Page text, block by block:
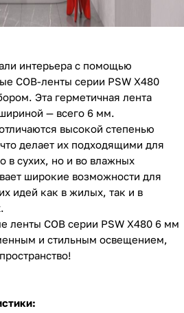
интерьера с помощью
COB-ленты серии PSW X480
Эта герметичная лента
— всего 6 мм.
высокой степенью
делает их подходящими для
в сухих, но и во влажных
широкие возможности для
идей как в жилых, так и в
ленты COB серии PSW X480 6 мм
и стильным освещением,